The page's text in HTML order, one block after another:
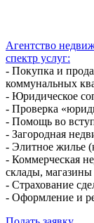
Агентство
спектр услуг:
- Покупка и
коммунальных
- Юридическое
- Проверка
- Помощь во
- Загородная
- Элитное жилье
- Коммерческая
склады, магазины
- Страхование
- Оформление и